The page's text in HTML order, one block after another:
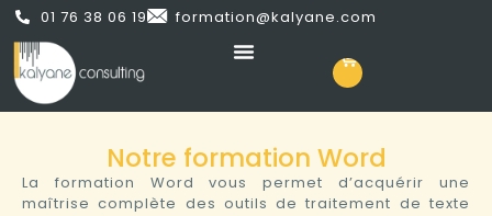
01 76 38 06 19 formation@kalyane.com
Notre formation Word
La formation Word vous permet d’acquérir une
maîtrise complète des outils de traitement de texte